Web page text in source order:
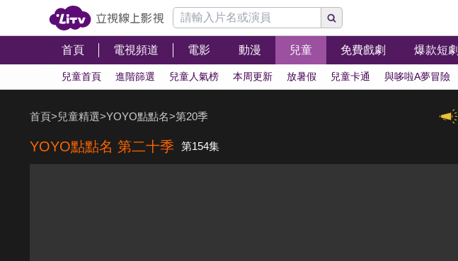
首頁 電視頻道 電影 動漫 兒童 免費戲劇 爆款短劇
兒童首頁 進階篩選 兒童人氣榜 本周更新 放暑假 兒童卡通 與哆啦A夢冒險
首頁>兒童精選>YOYO點點名>第20季
YOYO點點名 第二十季 第154集